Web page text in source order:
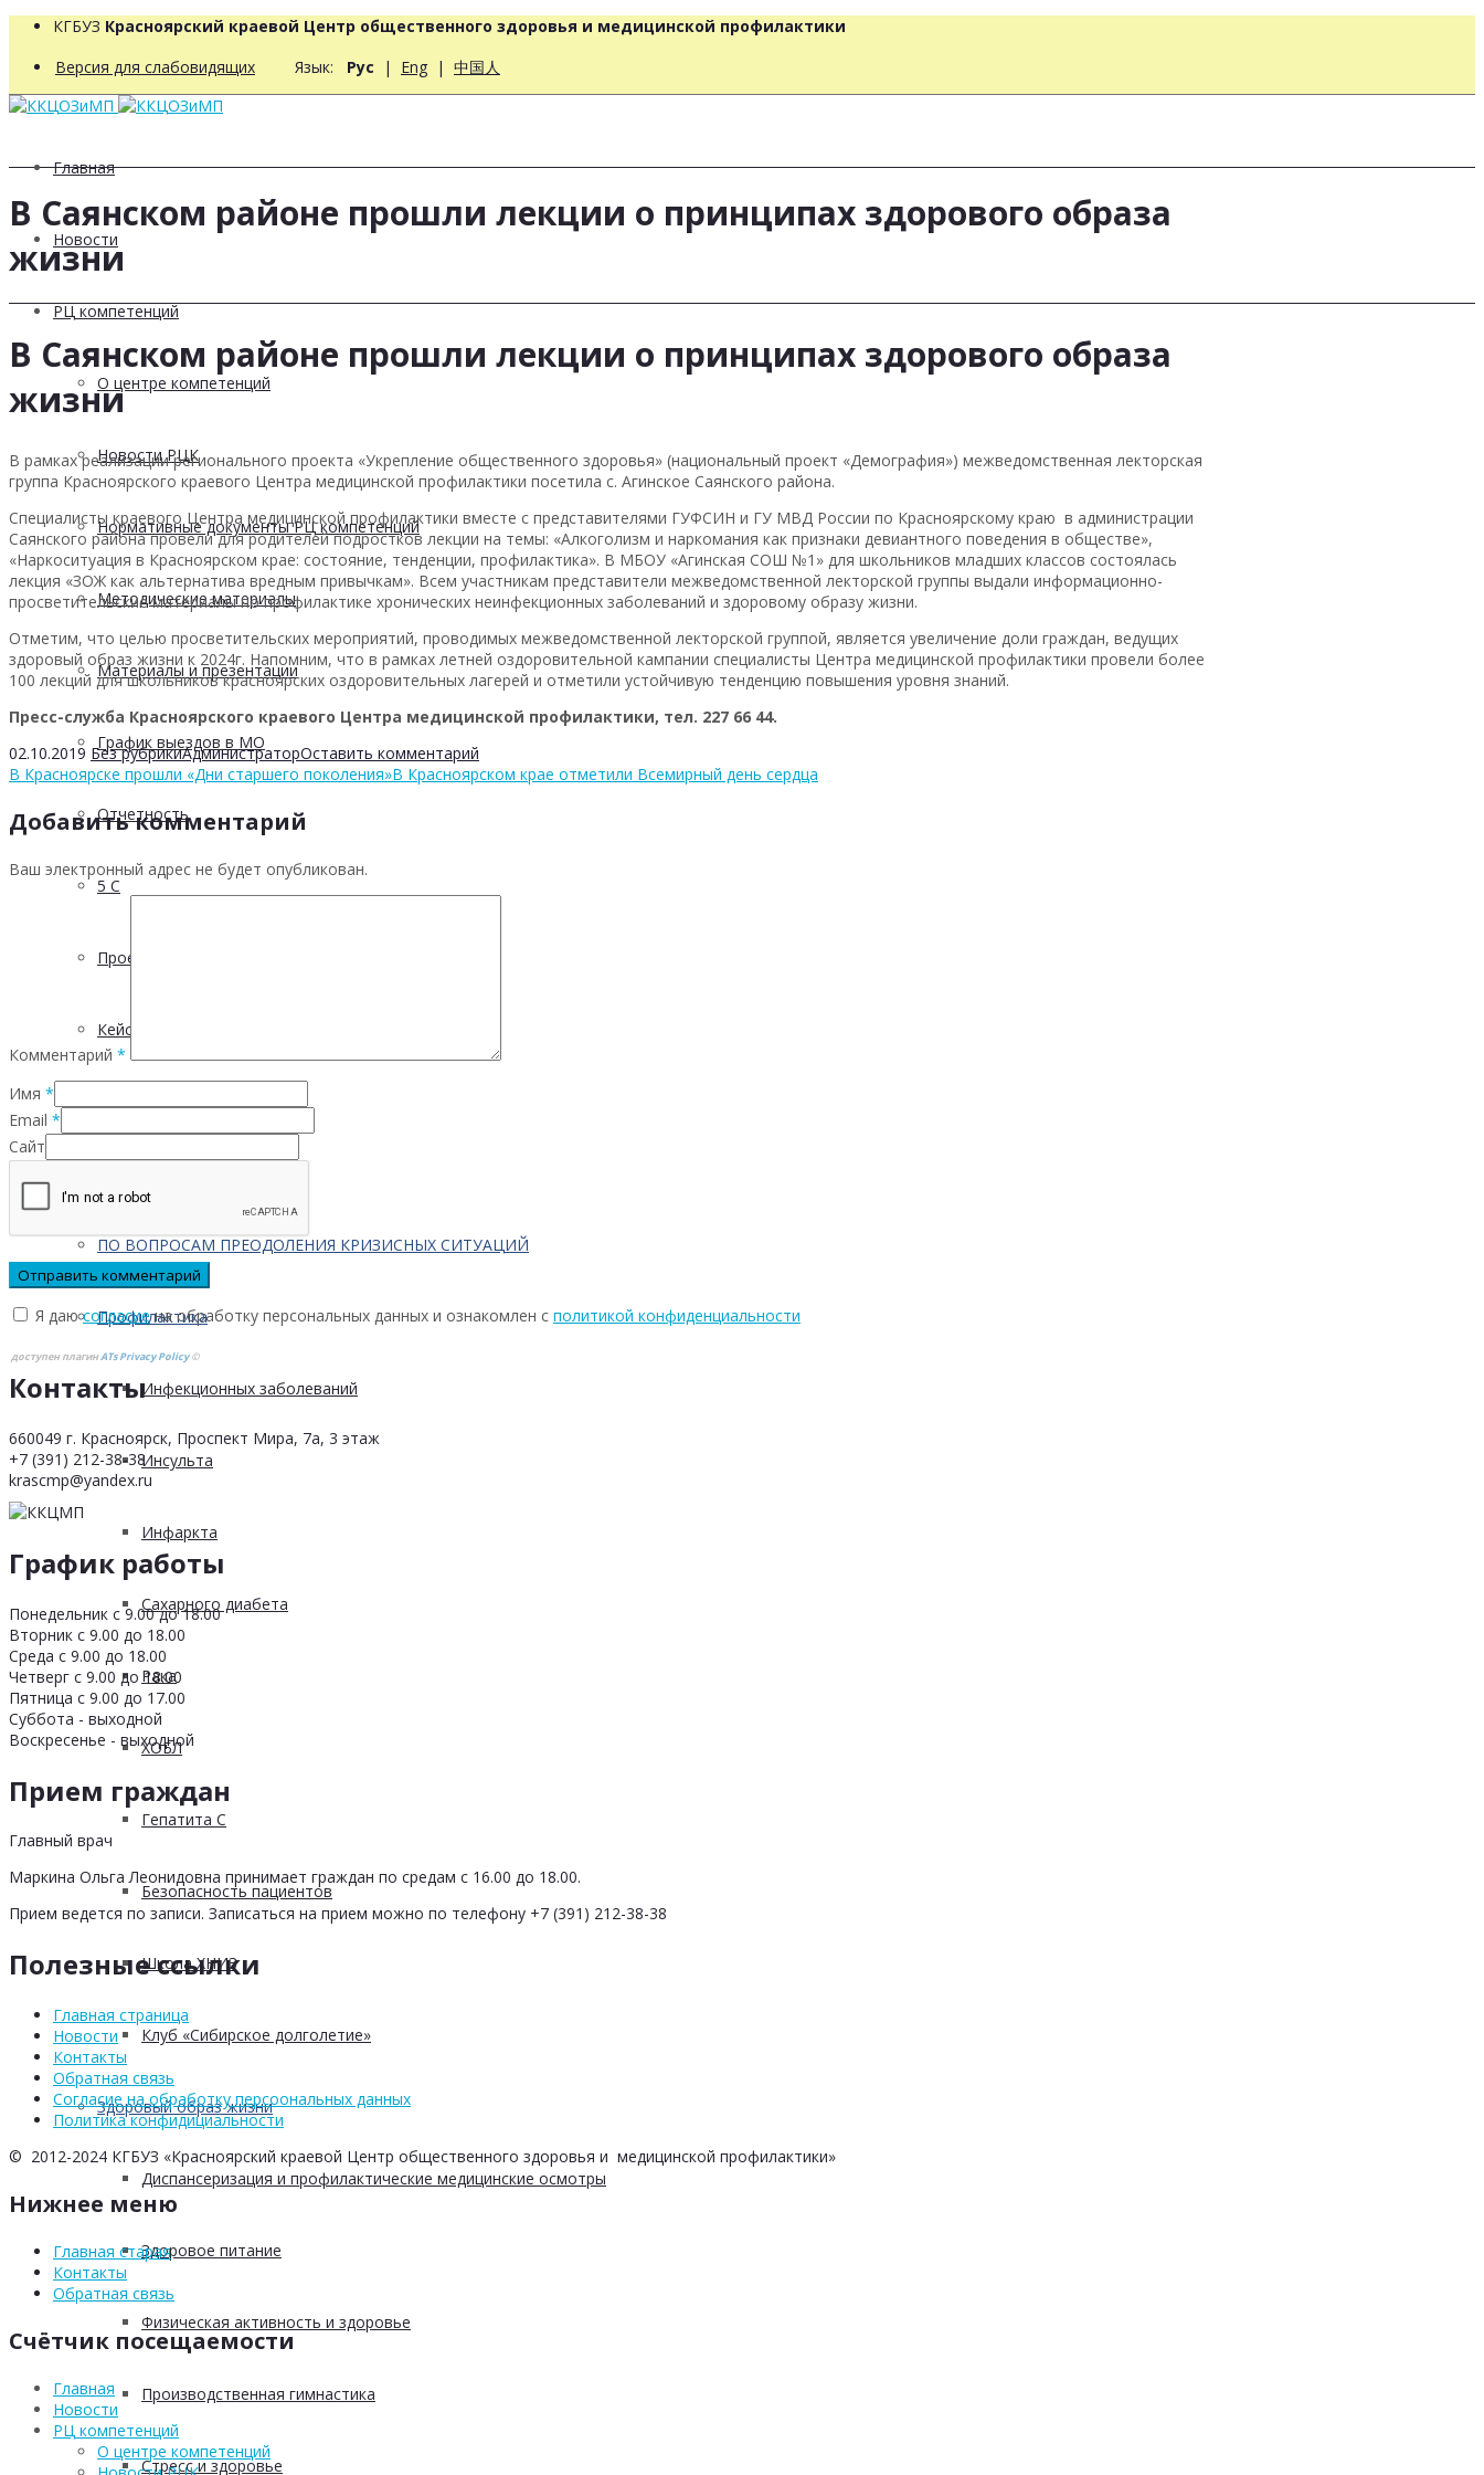
КГБУЗ Красноярский краевой Центр общественного здоровья и медицинской профилактики
Версия для слабовидящих Язык: Рус | Eng | 中国人
Главная
Новости
РЦ компетенций
О центре компетенций
Новости РЦК
Нормативные документы РЦ компетенций
Методические материалы
Материалы и презентации
График выездов в МО
Отчетность
5 С
Проектная деятельность
Кейсы
Контактная информация
ПО ВОПРОСАМ ПРЕОДОЛЕНИЯ КРИЗИСНЫХ СИТУАЦИЙ
Профилактика
Инфекционных заболеваний
Инсульта
Инфаркта
Сахарного диабета
Рака
ХОБЛ
Гепатита С
Безопасность пациентов
Школа ХНИЗ
Клуб «Сибирское долголетие»
Здоровый образ жизни
Диспансеризация и профилактические медицинские осмотры
Здоровое питание
Физическая активность и здоровье
Производственная гимнастика
Стресс и здоровье
В Саянском районе прошли лекции о принципах здорового образа
жизни
В Саянском районе прошли лекции о принципах здорового образа
жизни
В рамках реализации регионального проекта «Укрепление общественного здоровья» (национальный проект «Демография») межведомственная лекторская
группа Красноярского краевого Центра медицинской профилактики посетила с. Агинское Саянского района.
Специалисты краевого Центра медицинской профилактики вместе с представителями ГУФСИН и ГУ МВД России по Красноярскому краю в администрации
Саянского района провели для родителей подростков лекции на темы: «Алкоголизм и наркомания как признаки девиантного поведения в обществе»,
«Наркоситуация в Красноярском крае: состояние, тенденции, профилактика». В МБОУ «Агинская СОШ №1» для школьников младших классов состоялась
лекция «ЗОЖ как альтернатива вредным привычкам». Всем участникам представители межведомственной лекторской группы выдали информационно-
просветительские материалы по профилактике хронических неинфекционных заболеваний и здоровому образу жизни.
Отметим, что целью просветительских мероприятий, проводимых межведомственной лекторской группой, является увеличение доли граждан, ведущих
здоровый образ жизни к 2024г. Напомним, что в рамках летней оздоровительной кампании специалисты Центра медицинской профилактики провели более
100 лекций для школьников красноярских оздоровительных лагерей и отметили устойчивую тенденцию повышения уровня знаний.
Пресс-служба Красноярского краевого Центра медицинской профилактики, тел. 227 66 44.
02.10.2019 Без рубрикиАдминистраторОставить комментарий
В Красноярске прошли «Дни старшего поколения»В Красноярском крае отметили Всемирный день сердца
Добавить комментарий
Ваш электронный адрес не будет опубликован.
Комментарий *
Имя *
Email *
Сайт
Я даюсогласиена обработку персональных данных и ознакомлен с политикой конфиденциальности
доступен плагинATs Privacy Policy©
Контакты
660049 г. Красноярск, Проспект Мира, 7а, 3 этаж
+7 (391) 212-38-38
krascmp@yandex.ru
График работы
Понедельник с 9.00 до 18.00
Вторник с 9.00 до 18.00
Среда с 9.00 до 18.00
Четверг с 9.00 до 18.00
Пятница с 9.00 до 17.00
Суббота - выходной
Воскресенье - выходной
Прием граждан
Главный врач
Маркина Ольга Леонидовна принимает граждан по средам с 16.00 до 18.00.
Прием ведется по записи. Записаться на прием можно по телефону +7 (391) 212-38-38
Полезные ссылки
Главная страница
Новости
Контакты
Обратная связь
Согласие на обработку персоональных данных
Политика конфидициальности
© 2012-2024 КГБУЗ «Красноярский краевой Центр общественного здоровья и медицинской профилактики»
Нижнее меню
Главная старая
Контакты
Обратная связь
Счётчик посещаемости
Главная
Новости
РЦ компетенций
О центре компетенций